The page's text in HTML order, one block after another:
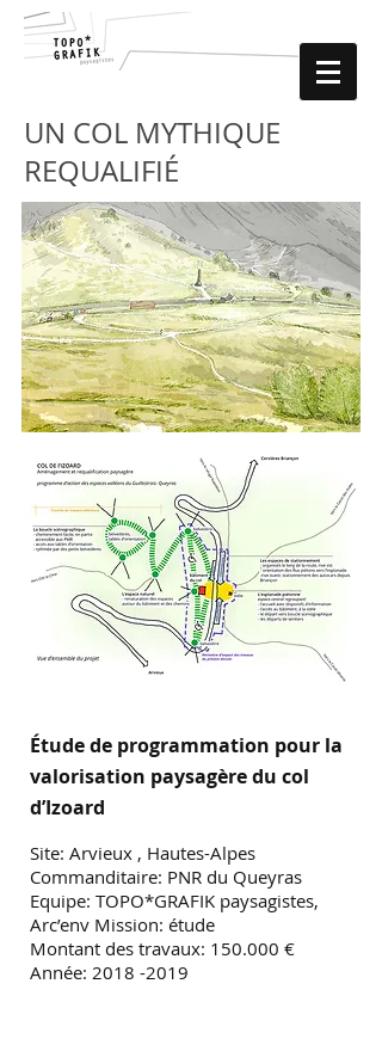
UN COL MYTHIQUE
REQUALIFIÉ
Étude de programmation pour la
valorisation paysagère du col
d’Izoard
Site: Arvieux , Hautes-Alpes
Commanditaire: PNR du Queyras
Equipe: TOPO*GRAFIK paysagistes,
Arc’env Mission: étude
Montant des travaux: 150.000 €
Année: 2018 -2019